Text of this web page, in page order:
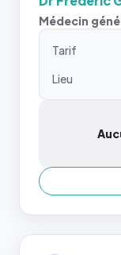
Médecin
Tarif
Lieu